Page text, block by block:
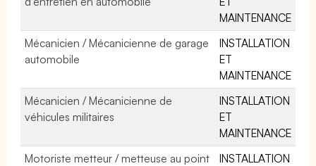
MAINTENANCE
Mécanicien / Mécanicienne de garage
automobile
INSTALLATION
ET
MAINTENANCE
Mécanicien / Mécanicienne de
véhicules militaires
INSTALLATION
ET
MAINTENANCE
Motoriste metteur / metteuse au point
INSTALLATION